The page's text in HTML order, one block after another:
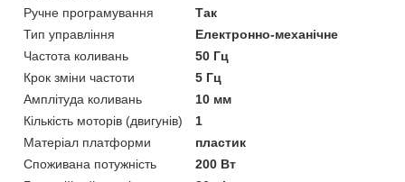
Ручне програмування
Так
Тип управління
Електронно-механічне
Частота коливань
50 Гц
Крок зміни частоти
5 Гц
Амплітуда коливань
10 мм
Кількість моторів (двигунів)
1
Матеріал платформи
пластик
Споживана потужність
200 Вт